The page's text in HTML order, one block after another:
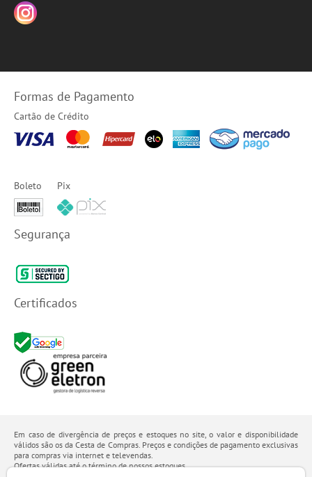
Formas de Pagamento
Cartão de Crédito
Boleto Pix
Segurança
Certificados
Em caso de divergência de preços e estoques no site, o valor e disponibilidade
válidos são os da Cesta de Compras. Preços e condições de pagamento exclusivas
para compras via internet e televendas.
Ofertas válidas até o término de nossos estoques.